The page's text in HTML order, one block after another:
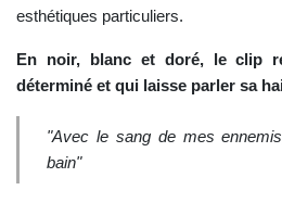
esthétiques particuliers.
En noir, blanc et doré, le clip
déterminé et qui laisse parler sa
"Avec le sang de mes
bain"